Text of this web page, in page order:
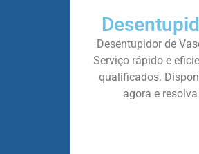
Desentupidor de
Serviço rápido e
qualificados.
agora e